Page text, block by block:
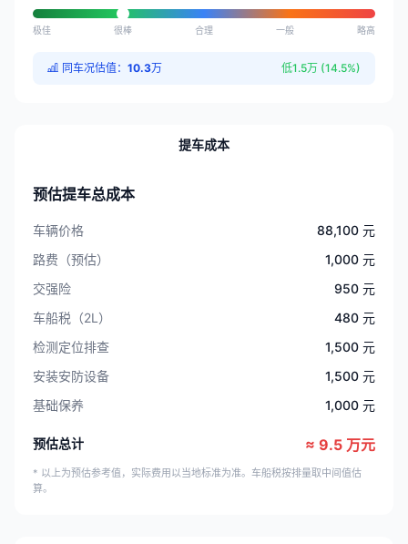
极佳 很棒 合理 一般 略高
同车况估值： 10.3万 低1.5万 (14.5%)
提车成本
预估提车总成本
车辆价格
88,100 元
路费（预估）
1,000 元
交强险
950 元
车船税（2L）
480 元
检测定位排查
1,500 元
安装安防设备
1,500 元
基础保养
1,000 元
预估总计 ≈ 9.5 万元
* 以上为预估参考值，实际费用以当地标准为准。车船税按排量取中间值估
算。